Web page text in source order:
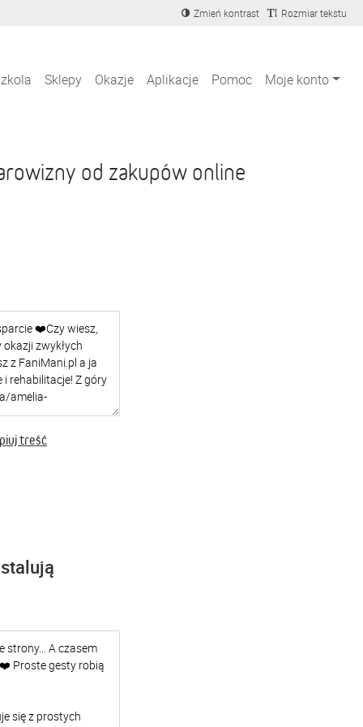
Zmień kontrast Rozmiar tekstu
Sklepy Okazje Aplikacje Pomoc Moje konto
od zakupów online
treść